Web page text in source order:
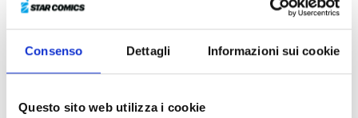
Consenso Dettagli Informazioni sui cookie
Questo sito web utilizza i cookie
infestano ogni luogo. Nei panni di tre cavalieri magici,
servendosi dell’aiuto dei Mashin, potenti spiriti che
rispondono solo alla magia...
Dopo il prezioso box da collezione che raccoglieva i